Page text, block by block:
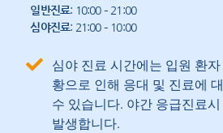
일반진료: 10:00 – 21:00
심야진료: 21:00 – 10:00
심야 진료 시간에는 입원 환
황으로 인해 응대 및 진료에
수 있습니다. 야간 응급진료
발생합니다.